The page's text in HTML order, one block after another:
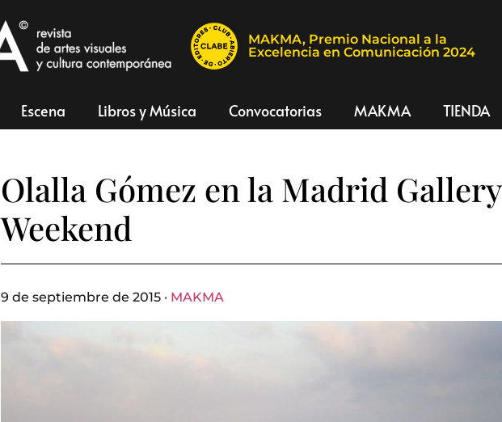
MAKMA, Premio Nacional a la
Excelencia en Comunicación 2024
Escena Libros y Música Convocatorias MAKMA TIENDA
Olalla Gómez en la Madrid Gallery
Weekend
9 de septiembre de 2015 · MAKMA